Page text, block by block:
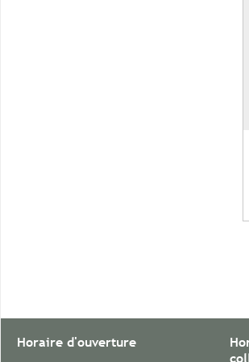
Horaire d'ouverture